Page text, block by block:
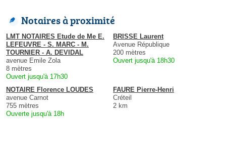
Notaires à proximité
LMT NOTAIRES Etude de Me E.
LEFEUVRE - S. MARC - M.
TOURNIER - A. DEVIDAL
avenue Emile Zola
8 mètres
Ouvert jusqu'à 17h30
BRISSE Laurent
Avenue République
200 mètres
Ouvert jusqu'à 18h30
NOTAIRE Florence LOUDES
avenue Carnot
755 mètres
Ouverte jusqu'à 18h
FAURE Pierre-Henri
Créteil
2 km